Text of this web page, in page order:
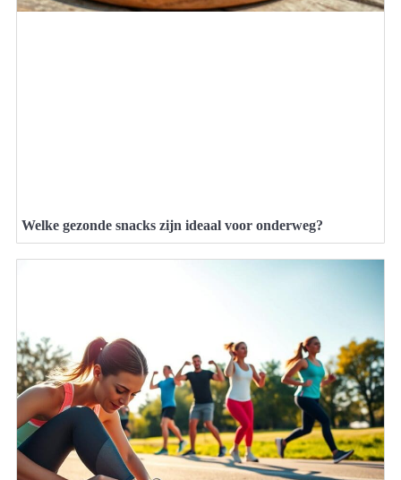
Welke gezonde snacks zijn ideaal voor onderweg?